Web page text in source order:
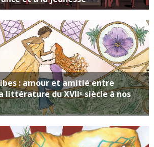
: amour et amitié entre
littérature du XVIIᵉ siècle à nos